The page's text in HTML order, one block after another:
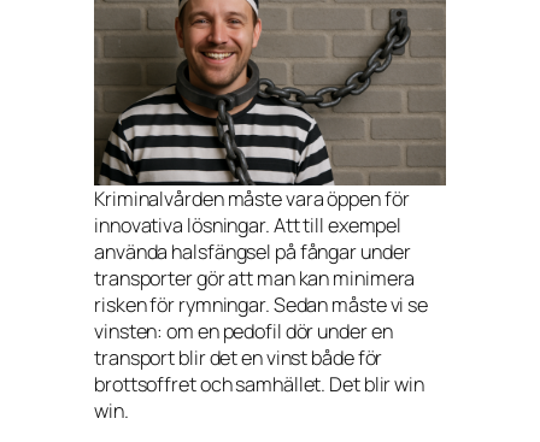
Kriminalvården måste vara öppen för
innovativa lösningar. Att till exempel
använda halsfängsel på fångar under
transporter gör att man kan minimera
risken för rymningar. Sedan måste vi se
vinsten: om en pedofil dör under en
transport blir det en vinst både för
brottsoffret och samhället. Det blir win
win.